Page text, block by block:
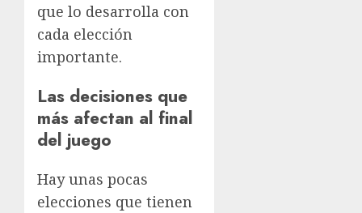
que lo desarrolla con
cada elección
importante.
Las decisiones que
más afectan al final
del juego
Hay unas pocas
elecciones que tienen